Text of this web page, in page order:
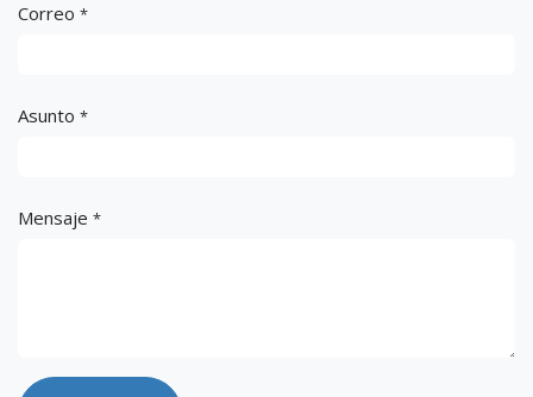
Correo *
Asunto *
Mensaje *